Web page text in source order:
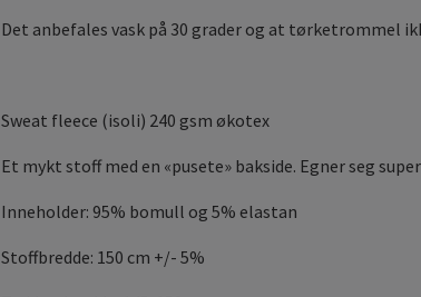
Det anbefales vask på 30 grader og at tørketrommel
Sweat fleece (isoli) 240 gsm økotex
Et mykt stoff med en «pusete» bakside. Egner seg
Inneholder: 95% bomull og 5% elastan
Stoffbredde: 150 cm +/- 5%